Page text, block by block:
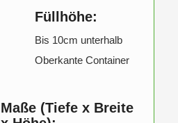
Füllhöhe:
Bis 10cm unterhalb
Oberkante Container
Maße (Tiefe x Breite